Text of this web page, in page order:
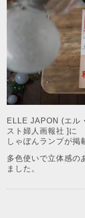
ELLE JAPON (エル
スト婦人画報社 ]に
しゃぼんランプが掲
多色使いで立体感の
ました。